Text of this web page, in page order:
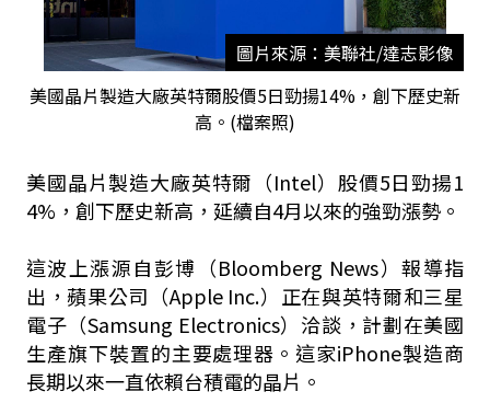
圖片來源：美聯社/達志影像
美國晶片製造大廠英特爾股價5日勁揚14%，創下歷史新
高。(檔案照)
美國晶片製造大廠英特爾（Intel）股價5日勁揚1
4%，創下歷史新高，延續自4月以來的強勁漲勢。
這波上漲源自彭博（Bloomberg News）報導指
出，蘋果公司（Apple Inc.）正在與英特爾和三星
電子（Samsung Electronics）洽談，計劃在美國
生產旗下裝置的主要處理器。這家iPhone製造商
長期以來一直依賴台積電的晶片。